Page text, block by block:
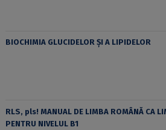
BIOCHIMIA GLUCIDELOR ȘI A LIPIDELOR
RLS, pls! MANUAL DE LIMBA ROMÂNĂ CA
PENTRU NIVELUL B1